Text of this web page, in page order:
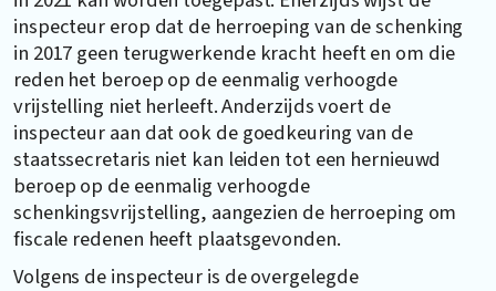
inspecteur erop dat de herroeping van de schenking
in 2017 geen terugwerkende kracht heeft en om die
reden het beroep op de eenmalig verhoogde
vrijstelling niet herleeft. Anderzijds voert de
inspecteur aan dat ook de goedkeuring van de
staatssecretaris niet kan leiden tot een hernieuwd
beroep op de eenmalig verhoogde
schenkingsvrijstelling, aangezien de herroeping om
fiscale redenen heeft plaatsgevonden.
Volgens de inspecteur is de overgelegde